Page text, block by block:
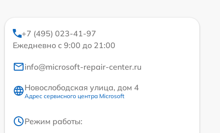
+7 (495) 023-41-97
Ежедневно с 9:00 до 21:00
info@microsoft-repair-center.ru
Новослободская улица, дом 4
Адрес сервисного центра Microsoft
Режим работы: